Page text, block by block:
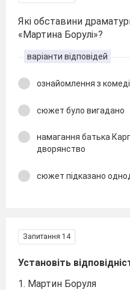
Які обставини
«Мартина Борулі»?
варіанти відповідей
ознайомлення з
сюжет було вигадано
намагання батька
дворянство
сюжет підказано
Запитання 14
Установіть
1. Мартин